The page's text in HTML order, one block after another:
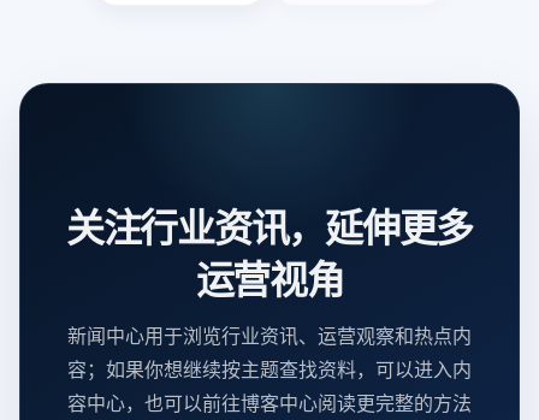
关注行业资讯，延伸更多
运营视角
新闻中心用于浏览行业资讯、运营观察和热点内
容；如果你想继续按主题查找资料，可以进入内
容中心，也可以前往博客中心阅读更完整的方法